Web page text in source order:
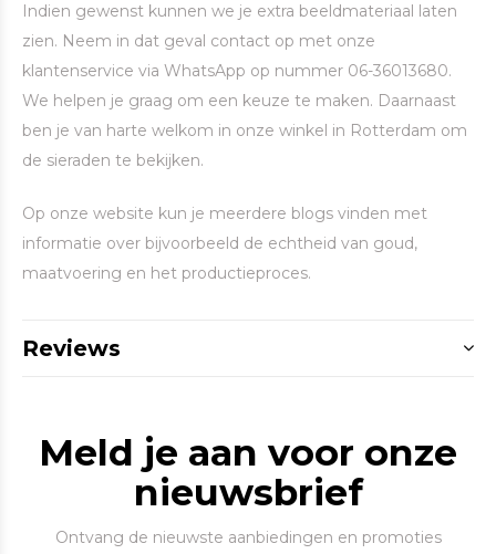
Indien gewenst kunnen we je extra beeldmateriaal laten
zien. Neem in dat geval contact op met onze
klantenservice via WhatsApp op nummer 06-36013680.
We helpen je graag om een keuze te maken. Daarnaast
ben je van harte welkom in onze winkel in Rotterdam om
de sieraden te bekijken.
Op onze website kun je meerdere blogs vinden met
informatie over bijvoorbeeld de echtheid van goud,
maatvoering en het productieproces.
Reviews
Meld je aan voor onze
nieuwsbrief
Ontvang de nieuwste aanbiedingen en promoties